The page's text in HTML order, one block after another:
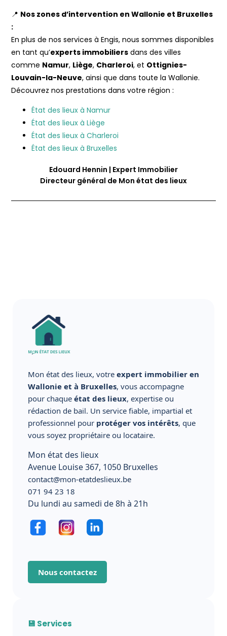
📍 Nos zones d’intervention en Wallonie et Bruxelles
:
En plus de nos services à Engis, nous sommes disponibles
en tant qu’experts immobiliers dans des villes
comme Namur, Liège, Charleroi, et Ottignies-
Louvain-la-Neuve, ainsi que dans toute la Wallonie.
Découvrez nos prestations dans votre région :
État des lieux à Namur
État des lieux à Liège
État des lieux à Charleroi
État des lieux à Bruxelles
Edouard Hennin | Expert Immobilier
Directeur général de Mon état des lieux
Mon état des lieux, votre expert immobilier en
Wallonie et à Bruxelles, vous accompagne
pour chaque état des lieux, expertise ou
rédaction de bail. Un service fiable, impartial et
professionnel pour protéger vos intérêts, que
vous soyez propriétaire ou locataire.
Mon état des lieux
Avenue Louise 367, 1050 Bruxelles
contact@mon-etatdeslieux.be
071 94 23 18
Du lundi au samedi de 8h à 21h
Nous contactez
💾 Services